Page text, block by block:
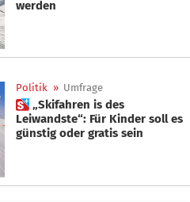
werden
Politik » Umfrage
 „Skifahren is des
Leiwandste“: Für Kinder soll es
günstig oder gratis sein